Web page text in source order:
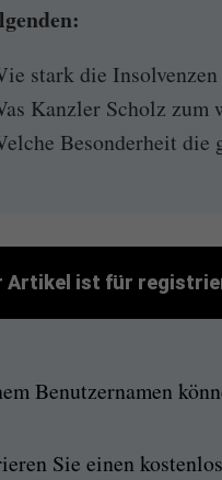
stark die Insolvenzen
Kanzler Scholz zum
Besonderheit die
Artikel ist für
Benutzernamen
Sie einen